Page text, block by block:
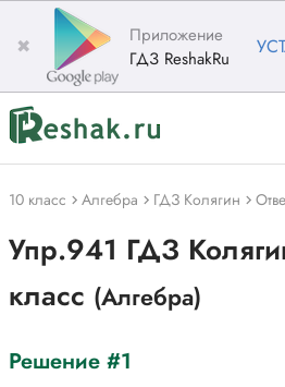
✖
Приложение
ГДЗ ReshakRu
10 класс Алгебра ГДЗ Колягин
Упр.941 ГДЗ
класс (Алгебра)
Решение #1